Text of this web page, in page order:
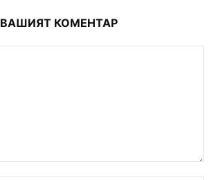
ВАШИЯТ КОМЕНТАР